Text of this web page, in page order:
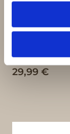
29,99 €